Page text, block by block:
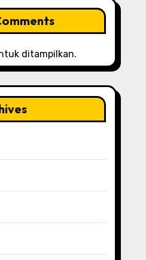
ditampilkan.